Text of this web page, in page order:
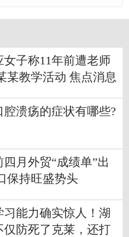
子称11年前遭老师
某教学活动 焦点消息
溃疡的症状有哪些?
四月外贸“成绩单”出
保持旺盛势头
习能力确实惊人！湖
仅防死了克莱，还打